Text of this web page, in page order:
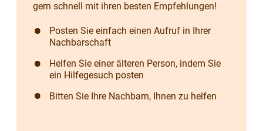
gern schnell mit ihren besten Empfehlungen!
Posten Sie einfach einen Aufruf in Ihrer
Nachbarschaft
Helfen Sie einer älteren Person, indem Sie
ein Hilfegesuch posten
Bitten Sie Ihre Nachbarn, Ihnen zu helfen